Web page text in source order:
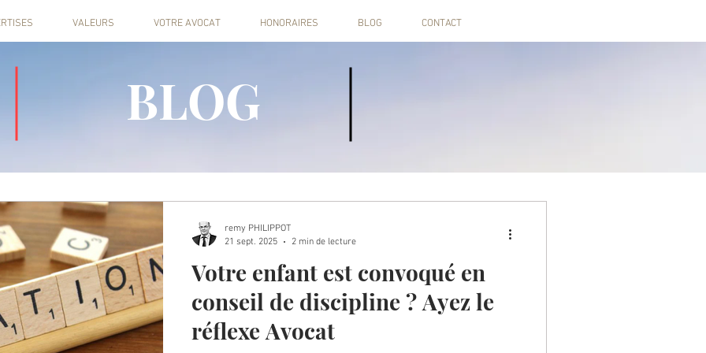
VALEURS VOTRE AVOCAT HONORAIRES BLOG CONTACT
Votre enfant est convoqué en
conseil de discipline ? Ayez le
réflexe Avocat
remy PHILIPPOT
21 sept. 2025
2 min de lecture
BLOG